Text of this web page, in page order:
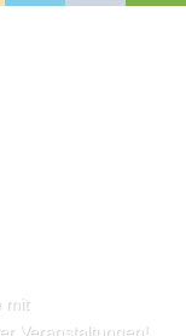
mit
Veranstaltungen!